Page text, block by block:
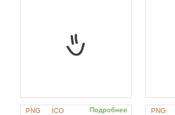
PNG ICO Подробнее PNG